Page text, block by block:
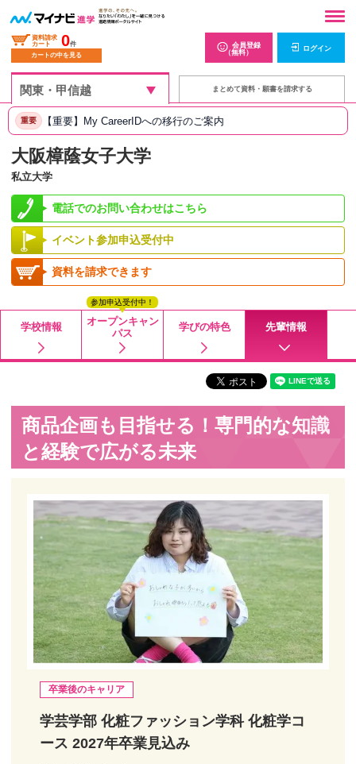
資料請求
カート
0件
カートの中を見る
会員登録
（無料）
ログイン
まとめて資料・願書を請求する
重要 【重要】My CareerIDへの移行のご案内
大阪樟蔭女子大学
私立大学
電話でのお問い合わせはこちら
イベント参加申込受付中
資料を請求できます
学校情報
オープンキャン
パス
参加申込受付中！
学びの特色 先輩情報
商品企画も目指せる！専門的な知識
と経験で広がる未来
卒業後のキャリア
学芸学部 化粧ファッション学科 化粧学コ
ース 2027年卒業見込み